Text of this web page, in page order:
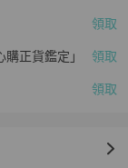
領取
正貨鑑定」 領取
領取